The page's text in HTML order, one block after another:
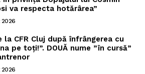
va respecta hotărârea”
2026
la CFR Cluj după înfrângerea cu
pe toți!”. DOUĂ nume ”în cursă”